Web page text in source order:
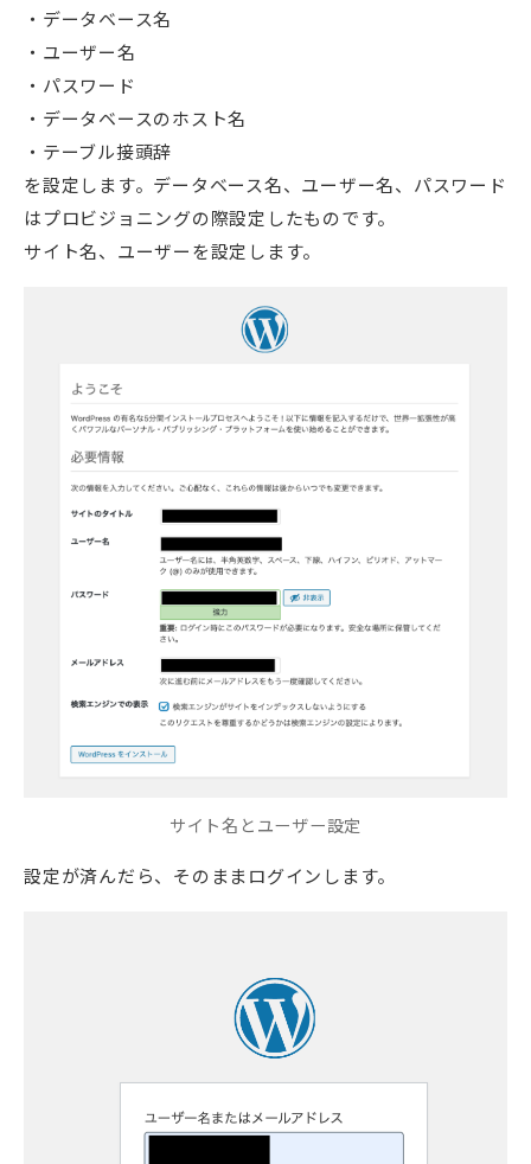
データベース名
ユーザー名
パスワード
データベースのホスト名
テーブル接頭辞
を設定します。データベース名、ユーザー名、パスワード
はプロビジョニングの際設定したものです。
サイト名、ユーザーを設定します。
サイト名とユーザー設定
設定が済んだら、そのままログインします。